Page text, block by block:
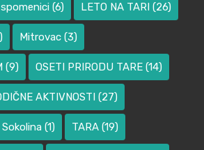
(6) LETO NA TARI (26)
Mitrovac (3)
(9) OSETI PRIRODU TARE (14)
AKTIVNOSTI (27)
Sokolina (1) TARA (19)